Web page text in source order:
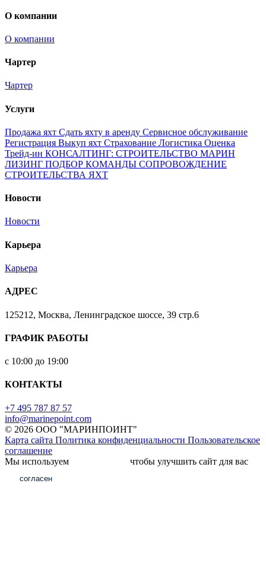
О компании
О компании
Чартер
Чартер
Услуги
Продажа яхт Сдать яхту в аренду Сервисное обслуживание
Регистрация Выкуп яхт Страхование Логистика Оценка
Трейд-ин КОНСАЛТИНГ: СТРОИТЕЛЬСТВО МАРИН
ЛИЗИНГ ПОДБОР КОМАНДЫ СОПРОВОЖДЕНИЕ
СТРОИТЕЛЬСТВА ЯХТ
Новости
Новости
Карьера
Карьера
АДРЕС
125212, Москва, Ленинградское шоссе, 39 стр.6
ГРАФИК РАБОТЫ
с 10:00 до 19:00
КОНТАКТЫ
+7 495 787 87 57
info@marinepoint.com
© 2026 ООО "МАРИНПОИНТ"
Карта сайта Политика конфиденциальности Пользовательское
соглашение
Мы используем
чтобы улучшить сайт для вас
согласен